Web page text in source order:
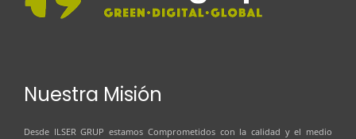
Nuestra Misión
Desde ILSER GRUP estamos Comprometidos con la calidad y el medio